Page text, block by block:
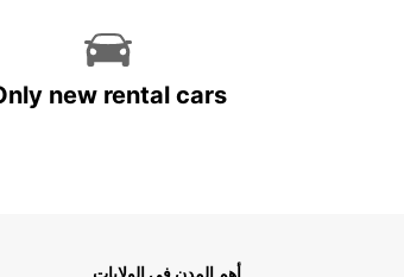
new rental cars